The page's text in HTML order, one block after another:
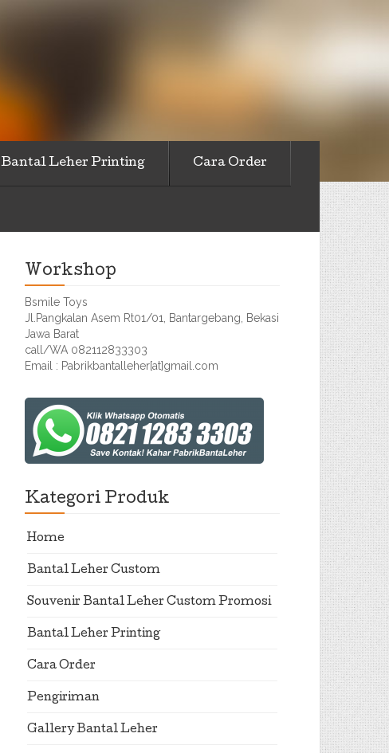
Bantal Leher Printing Cara Order
Workshop
Bsmile Toys
Jl.Pangkalan Asem Rt01/01, Bantargebang, Bekasi
Jawa Barat
call/WA 082112833303
Email : Pabrikbantalleher[at]gmail.com
Kategori Produk
Home
Bantal Leher Custom
Souvenir Bantal Leher Custom Promosi
Bantal Leher Printing
Cara Order
Pengiriman
Gallery Bantal Leher